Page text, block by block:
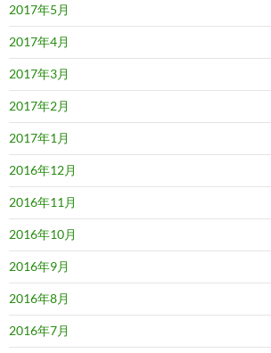
2017年5月
2017年4月
2017年3月
2017年2月
2017年1月
2016年12月
2016年11月
2016年10月
2016年9月
2016年8月
2016年7月